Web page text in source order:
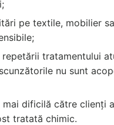
pe textile, mobilier
repetării tratamentului
nu sunt
mai dificilă către clienți
tratată chimic.